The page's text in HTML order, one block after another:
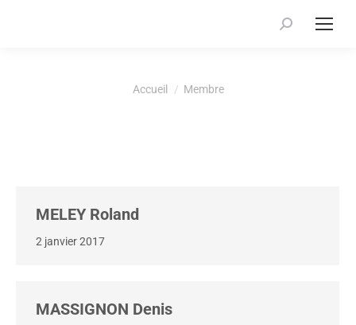
Recherche
Accueil Membre
MELEY Roland
2 janvier 2017
MASSIGNON Denis